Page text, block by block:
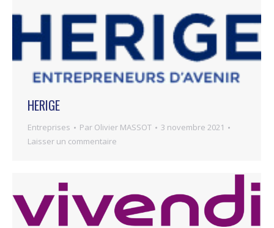
HERIGE
Entreprises Par Olivier MASSOT
3 novembre 2021
Laisser un commentaire